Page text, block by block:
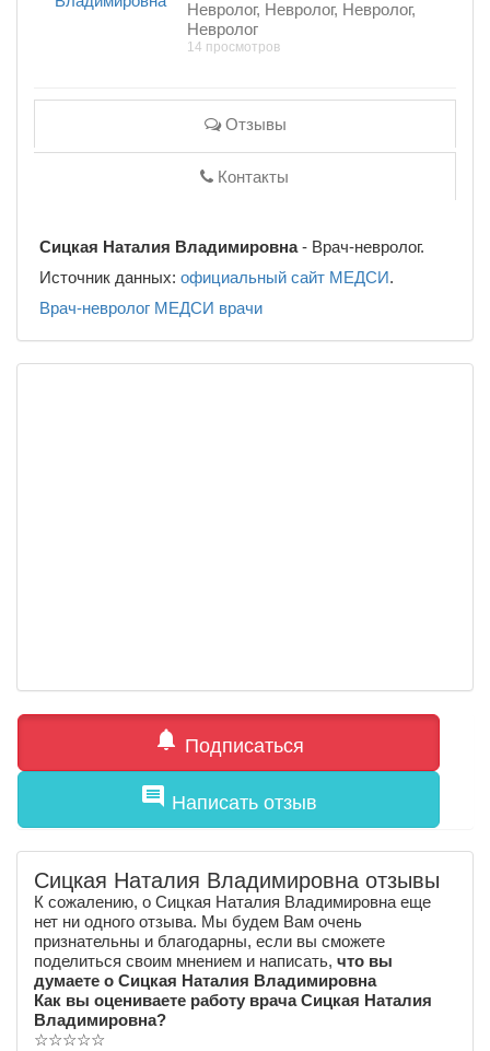
Невролог, Невролог, Невролог,
Невролог
14 просмотров
Отзывы
Контакты
Сицкая Наталия Владимировна- Врач-невролог.
Источник данных: официальный сайт МЕДСИ.
Врач-невролог МЕДСИ врачи
notifications Подписаться
comment Написать отзыв
Сицкая Наталия Владимировна отзывы
К сожалению, о Сицкая Наталия Владимировна еще
нет ни одного отзыва. Мы будем Вам очень
признательны и благодарны, если вы сможете
поделиться своим мнением и написать, что вы
думаете о Сицкая Наталия Владимировна
Как вы оцениваете работу врача Сицкая Наталия
Владимировна?
☆☆☆☆☆